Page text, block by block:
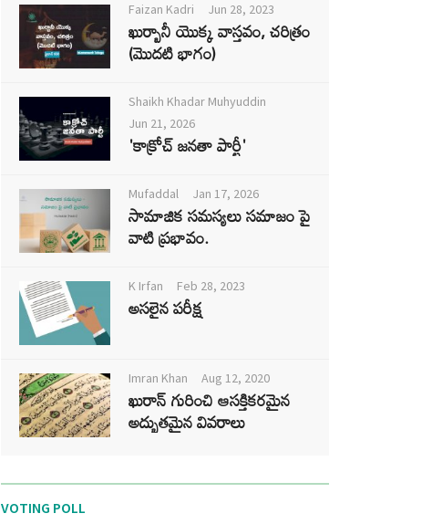
Faizan Kadri Jun 28, 2023
ఖుర్బానీ యొక్క వాస్తవం, చరిత్రం
(మొదటి భాగం)
Shaikh Khadar Muhyuddin
Jun 21, 2026
'కాక్రోచ్ జనతా పార్టీ'
Mufaddal Jan 17, 2026
సామాజిక సమస్యలు సమాజం పై
వాటి ప్రభావం.
K Irfan Feb 28, 2023
అసలైన పరీక్ష
Imran Khan Aug 12, 2020
ఖురాన్ గురించి ఆసక్తికరమైన
అద్భుతమైన వివరాలు
VOTING POLL